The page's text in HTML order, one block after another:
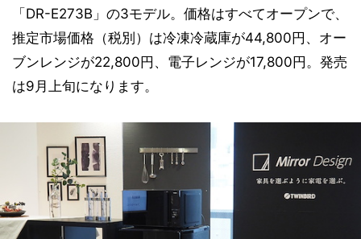
「DR-E273B」の3モデル。価格はすべてオープンで、
推定市場価格（税別）は冷凍冷蔵庫が44,800円、オー
ブンレンジが22,800円、電子レンジが17,800円。発売
は9月上旬になります。